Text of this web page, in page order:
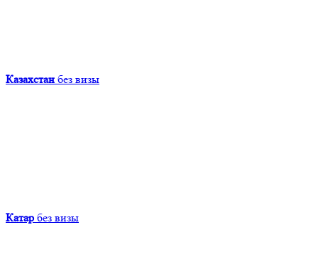
Казахстан без визы
Катар без визы